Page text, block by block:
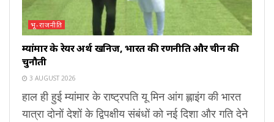
भू-राजनीति
म्यांमार के रेयर अर्थ खनिज, भारत की रणनीति और चीन की
चुनौती
3 AUGUST 2026
हाल ही हुई म्यांमार के राष्ट्रपति यू मिन आंग ह्लाइंग की भारत
यात्रा दोनों देशों के द्विपक्षीय संबंधों को नई दिशा और गति देने